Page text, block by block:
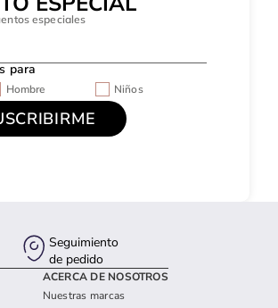
especiales
para
Hombre
Niños
Seguimiento
de pedido
ACERCA DE NOSOTROS
Nuestras marcas